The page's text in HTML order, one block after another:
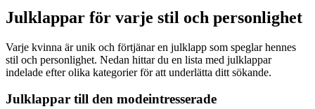
Julklappar för varje stil och personlighet
Varje kvinna är unik och förtjänar en julklapp som speglar hennes
stil och personlighet. Nedan hittar du en lista med julklappar
indelade efter olika kategorier för att underlätta ditt sökande.
Julklappar till den modeintresserade